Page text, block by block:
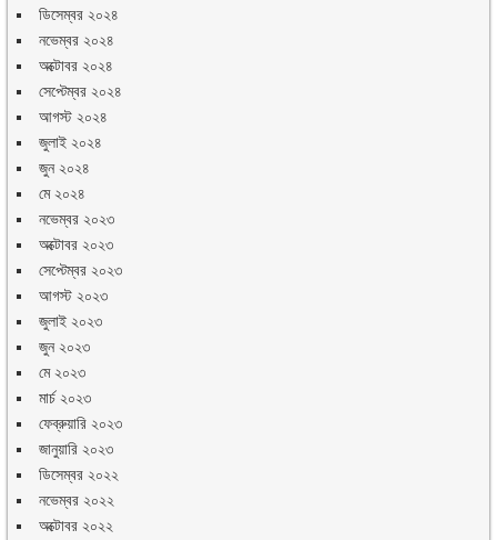
ডিসেম্বর ২০২৪
নভেম্বর ২০২৪
অক্টোবর ২০২৪
সেপ্টেম্বর ২০২৪
আগস্ট ২০২৪
জুলাই ২০২৪
জুন ২০২৪
মে ২০২৪
নভেম্বর ২০২৩
অক্টোবর ২০২৩
সেপ্টেম্বর ২০২৩
আগস্ট ২০২৩
জুলাই ২০২৩
জুন ২০২৩
মে ২০২৩
মার্চ ২০২৩
ফেব্রুয়ারি ২০২৩
জানুয়ারি ২০২৩
ডিসেম্বর ২০২২
নভেম্বর ২০২২
অক্টোবর ২০২২